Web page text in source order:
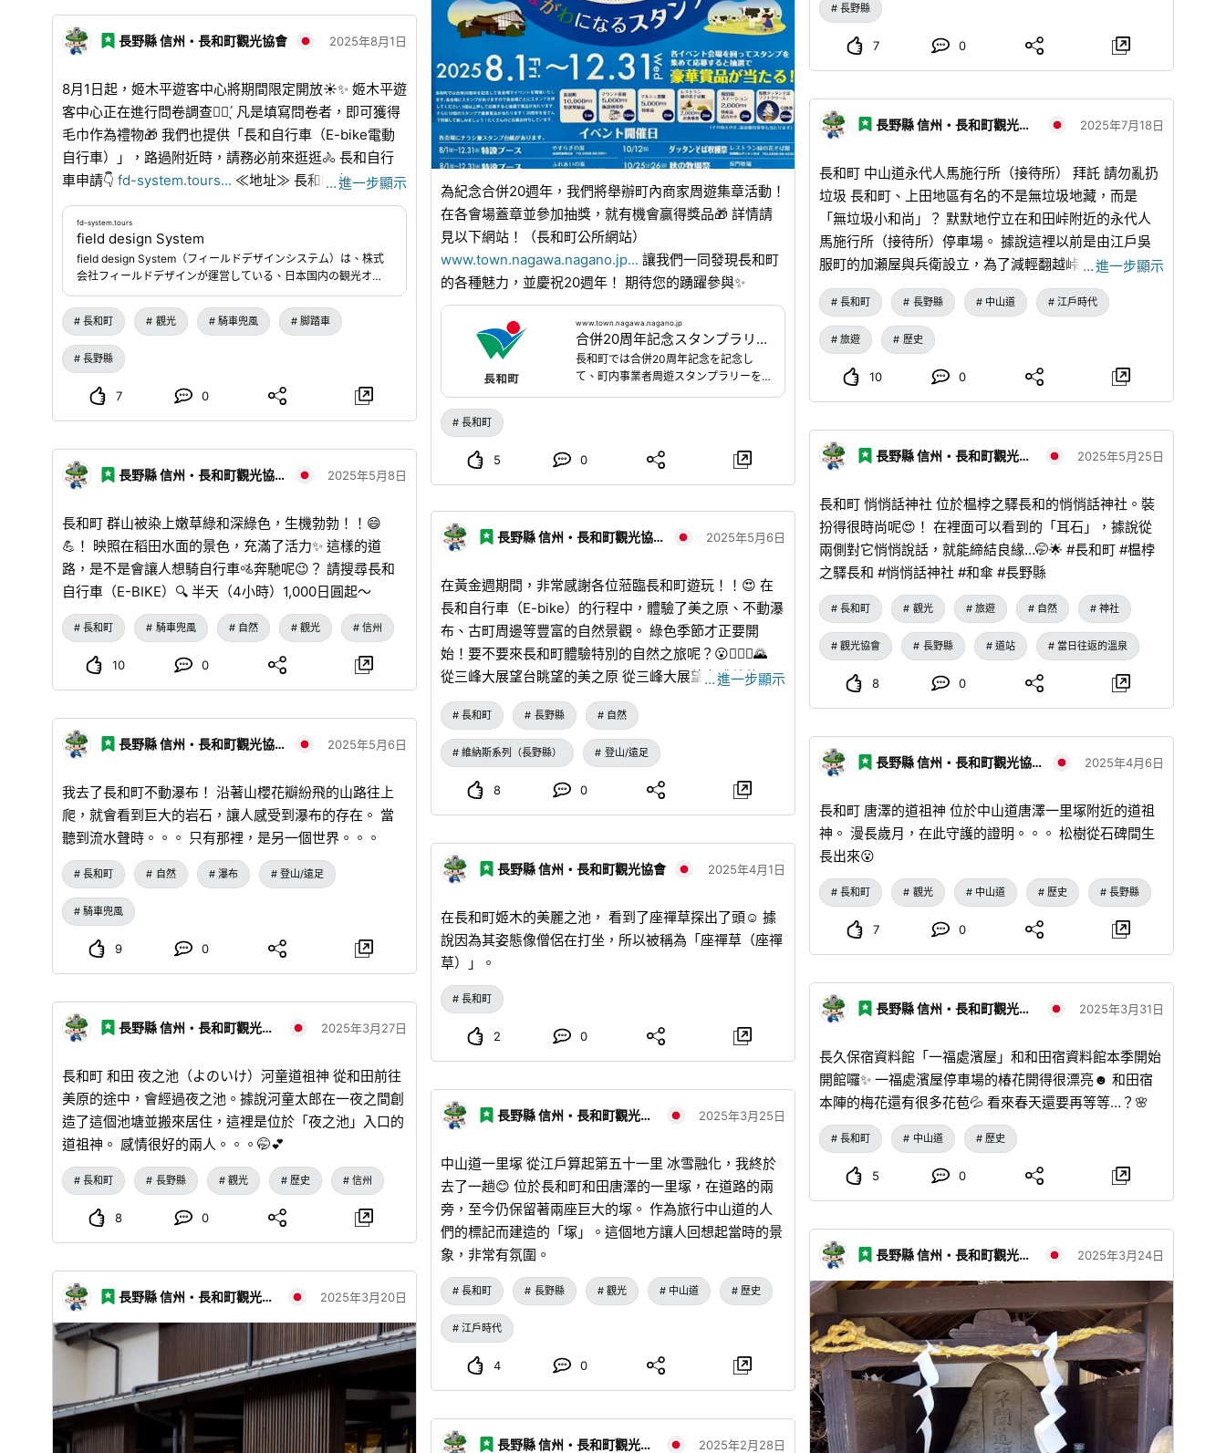
迎大家前來參加🙌
為紀念合併20週年，我們將舉辦町內商家周遊集章活動！
在各會場蓋章並參加抽獎，就有機會贏得獎品🎁 詳情請
見以下網站！（長和町公所網站）
www.town.nagawa.nagano.jp...
的各種魅力，並慶祝20週年！ 期待您的踴躍參與✨
www.town.nagawa.nagano.jp
合併20周年記念スタンプラリーについて|長和町公式ホームページ
長和町では合併20周年記念を記念し
て、町内事業者周遊スタンプラリーを
開催いたします。各会場にてスタンプ
和町の様々な魅力を発見し、20周年を
長和町
5 0
長野縣
7 0
長野縣 信州・長和町觀光協會 2025年8月1日
8月1日起，姬木平遊客中心將期間限定開放☀️✨ 姬木平遊
客中心正在進行問卷調查✍🏻 ̖́ 凡是填寫問卷者，即可獲得
毛巾作為禮物🎁 我們也提供「長和自行車（E-bike電動
自行車）」，路過附近時，請務必前來逛逛🚴 長和自行
車申請👇 fd-system.tours...
－72 ㈲姬木之森 賣店內 ≪期間≫ 2025年8月1日~8月31
…進一步顯示
fd-system.tours
field design System
field design System（フィールドデザインシステム）は、株式
会社フィールドデザインが運営している、日本国内の観光オプ
ショナルツアー・体験プログラムの検索・予約サイトです。
長和町 觀光 騎車兜風 脚踏車
長野縣
7 0
長野縣 信州・長和町觀光協會 2025年7月18日
長和町 中山道永代人馬施行所（接待所） 拜託 請勿亂扔
垃圾 長和町、上田地區有名的不是無垃圾地藏，而是
「無垃圾小和尚」？ 默默地佇立在和田峠附近的永代人
馬施行所（接待所）停車場。 據說這裡以前是由江戶吳
服町的加瀬屋與兵衛設立，為了減輕翻越峠的旅途艱辛，
免費向人馬提供粥、篝火、飼料等。 #長和町 #長野縣 #
中山道 #和田宿 #永代人馬施行所 #無垃圾地藏
…進一步顯示
長和町 長野縣 中山道 江戶時代
旅遊 歷史
10 0
長野縣 信州・長和町觀光協會 2025年5月25日
長和町 悄悄話神社 位於榅桲之驛長和的悄悄話神社。裝
扮得很時尚呢😍！ 在裡面可以看到的「耳石」，據說從
兩側對它悄悄說話，就能締結良緣…🤭🌟 #長和町 #榅桲
之驛長和 #悄悄話神社 #和傘 #長野縣
長和町 觀光 旅遊 自然 神社
觀光協會 長野縣 道站 當日往返的溫泉
8 0
長野縣 信州・長和町觀光協會 2025年5月8日
長和町 群山被染上嫩草綠和深綠色，生機勃勃！！😄
💪！ 映照在稻田水面的景色，充滿了活力✨ 這樣的道
路，是不是會讓人想騎自行車🚵奔馳呢😉？ 請搜尋長和
自行車（E-BIKE）🔍 半天（4小時）1,000日圓起～
長和町 騎車兜風 自然 觀光 信州
10 0
長野縣 信州・長和町觀光協會 2025年5月6日
在黃金週期間，非常感謝各位蒞臨長和町遊玩！！😍 在
長和自行車（E-bike）的行程中，體驗了美之原、不動瀑
布、古町周邊等豐富的自然景觀。 綠色季節才正要開
始！要不要來長和町體驗特別的自然之旅呢？😮🚵‍♂️⛺🌄
從三峰大展望台眺望的美之原 從三峰大展望台眺望的日
本阿爾卑斯山
…進一步顯示
長和町 長野縣 自然
維納斯系列（長野縣） 登山/遠足
8 0
長野縣 信州・長和町觀光協會 2025年5月6日
我去了長和町不動瀑布！ 沿著山櫻花瓣紛飛的山路往上
爬，就會看到巨大的岩石，讓人感受到瀑布的存在。 當
聽到流水聲時。。。 只有那裡，是另一個世界。。。
長和町 自然 瀑布 登山/遠足
騎車兜風
9 0
長野縣 信州・長和町觀光協會 2025年4月6日
長和町 唐澤的道祖神 位於中山道唐澤一里塚附近的道祖
神。 漫長歲月，在此守護的證明。。。 松樹從石碑間生
長出來😮
長和町 觀光 中山道 歷史 長野縣
7 0
長野縣 信州・長和町觀光協會 2025年4月1日
在長和町姬木的美麗之池， 看到了座禪草探出了頭☺️ 據
說因為其姿態像僧侶在打坐，所以被稱為「座禪草（座禪
草）」。
長和町
2 0
長野縣 信州・長和町觀光協會 2025年3月31日
長久保宿資料館「一福處濱屋」和和田宿資料館本季開始
開館囉✨ 一福處濱屋停車場的椿花開得很漂亮☻ 和田宿
本陣的梅花還有很多花苞💦 看來春天還要再等等…？🌸
長和町 中山道 歷史
5 0
長野縣 信州・長和町觀光協會 2025年3月27日
長和町 和田 夜之池（よのいけ）河童道祖神 從和田前往
美原的途中，會經過夜之池。據說河童太郎在一夜之間創
造了這個池塘並搬來居住，這裡是位於「夜之池」入口的
道祖神。 感情很好的兩人。。。🤭💕
長和町 長野縣 觀光 歷史 信州
8 0
長野縣 信州・長和町觀光協會 2025年3月25日
中山道一里塚 從江戶算起第五十一里 冰雪融化，我終於
去了一趟😊 位於長和町和田唐澤的一里塚，在道路的兩
旁，至今仍保留著兩座巨大的塚。 作為旅行中山道的人
們的標記而建造的「塚」。這個地方讓人回想起當時的景
象，非常有氛圍。
長和町 長野縣 觀光 中山道 歷史
江戶時代
4 0
長野縣 信州・長和町觀光協會 2025年3月24日
長野縣 信州・長和町觀光協會 2025年3月20日
長野縣 信州・長和町觀光協會 2025年2月28日